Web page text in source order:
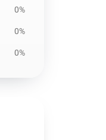
0%
0%
0%